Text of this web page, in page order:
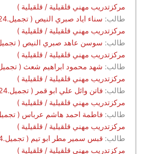
مركزتدريب مهني قلقيلية / قلقيلية )
طالب:
مركزتدريب مهني قلقيلية / قلقيلية )
طالب:
مركزتدريب مهني قلقيلية / قلقيلية )
طالب:
مركزتدريب مهني قلقيلية / قلقيلية )
طالب:
مركزتدريب مهني قلقيلية / قلقيلية )
طالب:
مركزتدريب مهني قلقيلية / قلقيلية )
طالب:
مركزتدريب مهني قلقيلية / قلقيلية )